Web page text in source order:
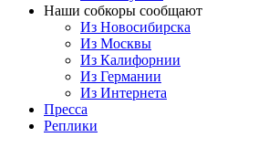
Наши собкоры сообщают
Из Новосибирска
Из Москвы
Из Калифорнии
Из Германии
Из Интернета
Пресса
Реплики